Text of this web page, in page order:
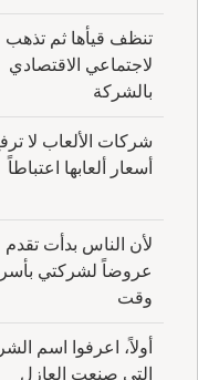
تنظف قيأها ثم تذهب
لاجتماعي الاقتصادي
بالشركة
شركات الألعاب لا
أسعار ألعابها اعتباطاً
لأن الناس بدأت تقدم
عروضاً لشركتي
وقت
أولاً، اعرفوا اسم
التي صنعت العازل